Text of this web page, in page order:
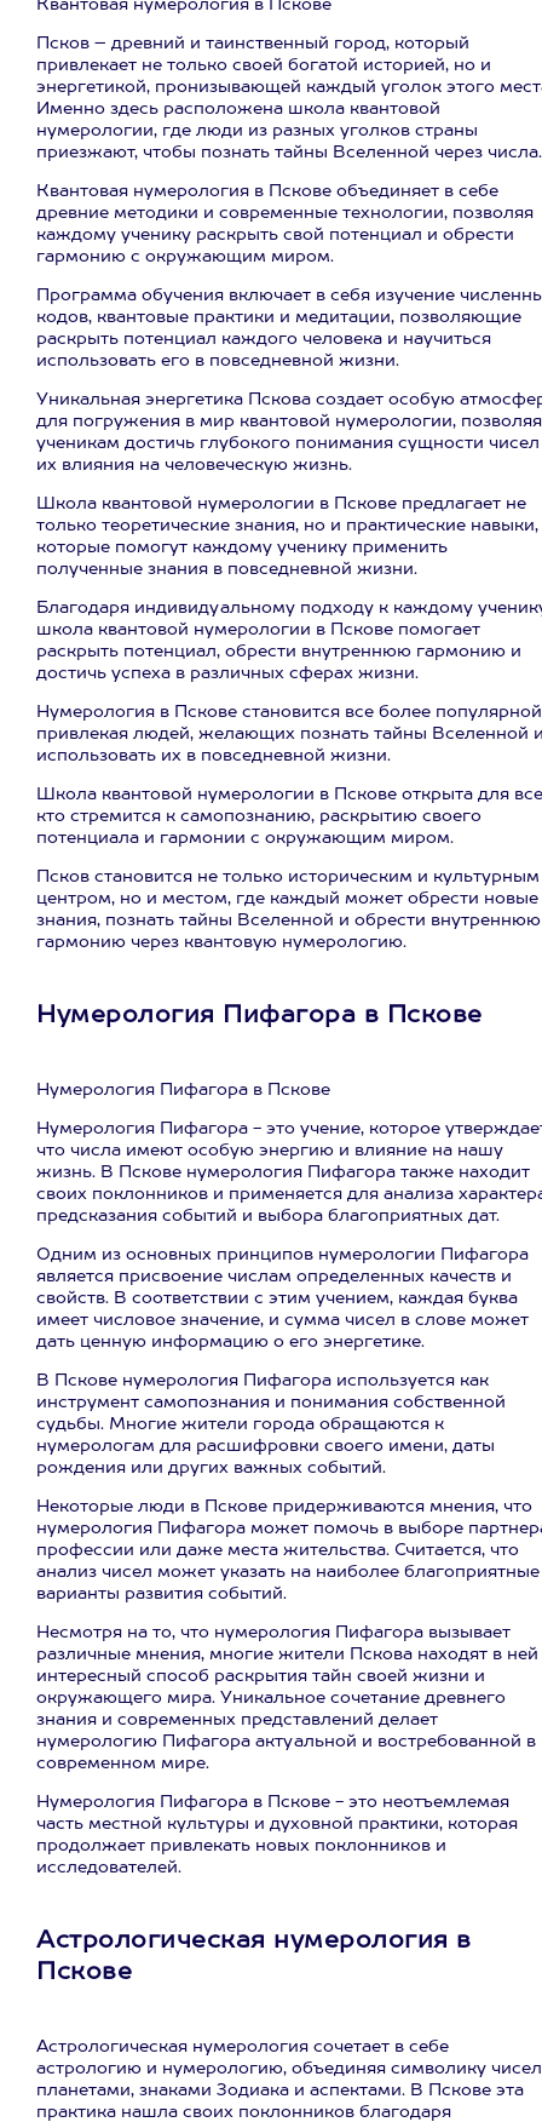
Квантовая нумерология в Пскове
Псков – древний и таинственный город, который
привлекает не только своей богатой историей, но и
энергетикой, пронизывающей каждый уголок этого
Именно здесь расположена школа квантовой
нумерологии, где люди из разных уголков страны
приезжают, чтобы познать тайны Вселенной через числа.
Квантовая нумерология в Пскове объединяет в себе
древние методики и современные технологии, позволяя
каждому ученику раскрыть свой потенциал и обрести
гармонию с окружающим миром.
Программа обучения включает в себя изучение
кодов, квантовые практики и медитации, позволяющие
раскрыть потенциал каждого человека и научиться
использовать его в повседневной жизни.
Уникальная энергетика Пскова создает особую
для погружения в мир квантовой нумерологии, позволяя
ученикам достичь глубокого понимания сущности
их влияния на человеческую жизнь.
Школа квантовой нумерологии в Пскове предлагает не
только теоретические знания, но и практические навыки,
которые помогут каждому ученику применить
полученные знания в повседневной жизни.
Благодаря индивидуальному подходу к каждому
школа квантовой нумерологии в Пскове помогает
раскрыть потенциал, обрести внутреннюю гармонию и
достичь успеха в различных сферах жизни.
Нумерология в Пскове становится все более
привлекая людей, желающих познать тайны Вселенной
использовать их в повседневной жизни.
Школа квантовой нумерологии в Пскове открыта для
кто стремится к самопознанию, раскрытию своего
потенциала и гармонии с окружающим миром.
Псков становится не только историческим и культурным
центром, но и местом, где каждый может обрести новые
знания, познать тайны Вселенной и обрести внутреннюю
гармонию через квантовую нумерологию.
Нумерология Пифагора в Пскове
Нумерология Пифагора в Пскове
Нумерология Пифагора - это учение, которое
что числа имеют особую энергию и влияние на нашу
жизнь. В Пскове нумерология Пифагора также находит
своих поклонников и применяется для анализа
предсказания событий и выбора благоприятных дат.
Одним из основных принципов нумерологии Пифагора
является присвоение числам определенных качеств и
свойств. В соответствии с этим учением, каждая буква
имеет числовое значение, и сумма чисел в слове может
дать ценную информацию о его энергетике.
В Пскове нумерология Пифагора используется как
инструмент самопознания и понимания собственной
судьбы. Многие жители города обращаются к
нумерологам для расшифровки своего имени, даты
рождения или других важных событий.
Некоторые люди в Пскове придерживаются мнения, что
нумерология Пифагора может помочь в выборе
профессии или даже места жительства. Считается, что
анализ чисел может указать на наиболее благоприятные
варианты развития событий.
Несмотря на то, что нумерология Пифагора вызывает
различные мнения, многие жители Пскова находят в ней
интересный способ раскрытия тайн своей жизни и
окружающего мира. Уникальное сочетание древнего
знания и современных представлений делает
нумерологию Пифагора актуальной и востребованной в
современном мире.
Нумерология Пифагора в Пскове - это неотъемлемая
часть местной культуры и духовной практики, которая
продолжает привлекать новых поклонников и
исследователей.
Астрологическая нумерология в
Пскове
Астрологическая нумерология сочетает в себе
астрологию и нумерологию, объединяя символику
планетами, знаками Зодиака и аспектами. В Пскове эта
практика нашла своих поклонников благодаря